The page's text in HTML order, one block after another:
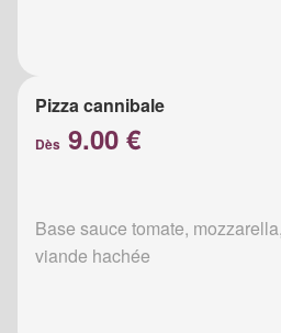
Pizza cannibale
Dès 9.00 €
Base sauce tomate,
viande hachée